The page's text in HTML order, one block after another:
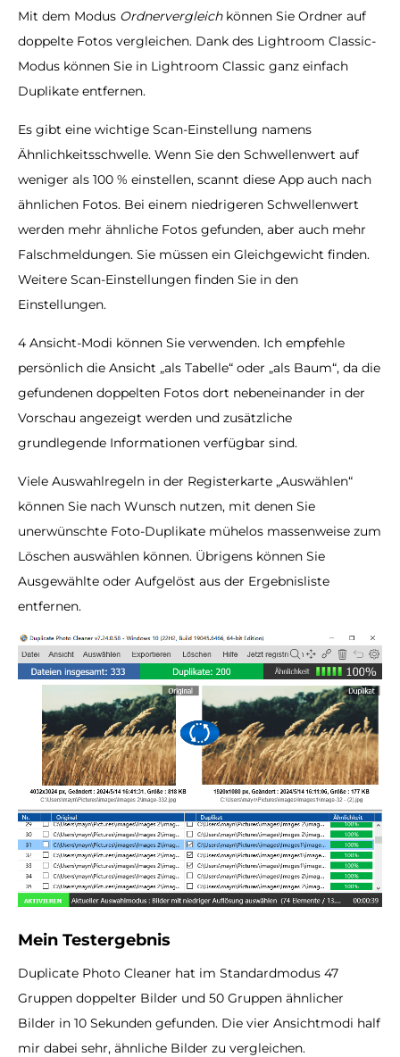
Mit dem Modus Ordnervergleichkönnen Sie Ordner auf
doppelte Fotos vergleichen. Dank des Lightroom Classic-
Modus können Sie in Lightroom Classic ganz einfach
Duplikate entfernen.
Es gibt eine wichtige Scan-Einstellung namens
Ähnlichkeitsschwelle. Wenn Sie den Schwellenwert auf
weniger als 100 % einstellen, scannt diese App auch nach
ähnlichen Fotos. Bei einem niedrigeren Schwellenwert
werden mehr ähnliche Fotos gefunden, aber auch mehr
Falschmeldungen. Sie müssen ein Gleichgewicht finden.
Weitere Scan-Einstellungen finden Sie in den
Einstellungen.
4 Ansicht-Modi können Sie verwenden. Ich empfehle
persönlich die Ansicht „als Tabelle“ oder „als Baum“, da die
gefundenen doppelten Fotos dort nebeneinander in der
Vorschau angezeigt werden und zusätzliche
grundlegende Informationen verfügbar sind.
Viele Auswahlregeln in der Registerkarte „Auswählen“
können Sie nach Wunsch nutzen, mit denen Sie
unerwünschte Foto-Duplikate mühelos massenweise zum
Löschen auswählen können. Übrigens können Sie
Ausgewählte oder Aufgelöst aus der Ergebnisliste
entfernen.
Mein Testergebnis
Duplicate Photo Cleaner hat im Standardmodus 47
Gruppen doppelter Bilder und 50 Gruppen ähnlicher
Bilder in 10 Sekunden gefunden. Die vier Ansichtmodi half
mir dabei sehr, ähnliche Bilder zu vergleichen.